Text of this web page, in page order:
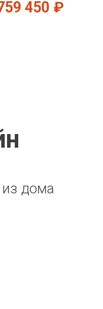
450 ₽
дома